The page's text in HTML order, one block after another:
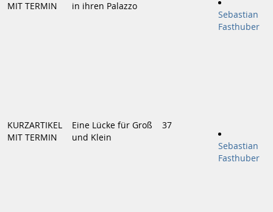
MIT TERMIN
in ihren Palazzo
Sebastian
Fasthuber
KURZARTIKEL
MIT TERMIN
Eine Lücke für Groß
und Klein
37
Sebastian
Fasthuber